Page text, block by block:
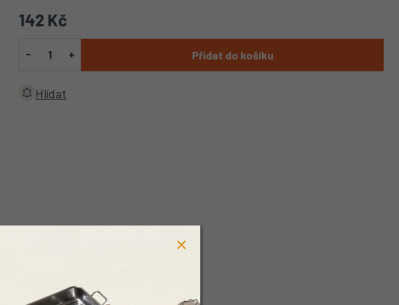
142 Kč
Přidat do košíku
Hlídat